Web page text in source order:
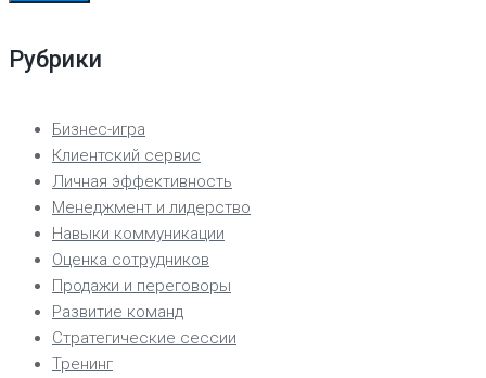
Рубрики
Бизнес-игра
Клиентский сервис
Личная эффективность
Менеджмент и лидерство
Навыки коммуникации
Оценка сотрудников
Продажи и переговоры
Развитие команд
Стратегические сессии
Тренинг